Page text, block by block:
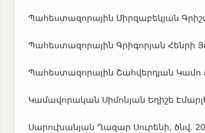
Պահեստազորային Միրզաբեկյան
Պահեստազորային Գրիգորյան Հենրի
Պահեստազորային Շահվերդյան Կամո
Կամավորական Սիմոնյան Եղիշե
Սարուխանյան Ղազար Սուրենի, ծնվ.